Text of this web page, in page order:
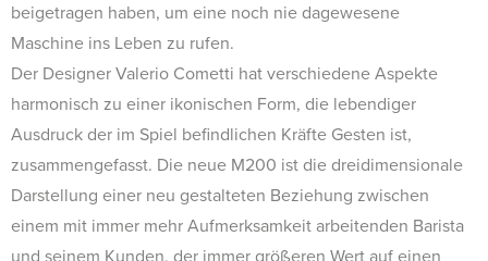
beigetragen haben, um eine noch nie dagewesene
Maschine ins Leben zu rufen.
Der Designer Valerio Cometti hat verschiedene Aspekte
harmonisch zu einer ikonischen Form, die lebendiger
Ausdruck der im Spiel befindlichen Kräfte Gesten ist,
zusammengefasst. Die neue M200 ist die dreidimensionale
Darstellung einer neu gestalteten Beziehung zwischen
einem mit immer mehr Aufmerksamkeit arbeitenden Barista
und seinem Kunden, der immer größeren Wert auf einen